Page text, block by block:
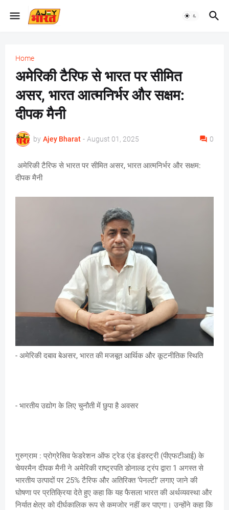
Home
अमेरिकी टैरिफ से भारत पर सीमित
असर, भारत आत्मनिर्भर और सक्षम:
दीपक मैनी
by Ajey Bharat - August 01, 2025 0
अमेरिकी टैरिफ से भारत पर सीमित असर, भारत आत्मनिर्भर और सक्षम:
दीपक मैनी
- अमेरिकी दबाव बेअसर, भारत की मजबूत आर्थिक और कूटनीतिक स्थिति
- भारतीय उद्योग के लिए चुनौती में छुपा है अवसर
गुरुग्राम : प्रोग्रेसिव फेडरेशन ऑफ ट्रेड एंड इंडस्ट्री (पीएफटीआई) के
चेयरमैन दीपक मैनी ने अमेरिकी राष्ट्रपति डोनाल्ड ट्रंप द्वारा 1 अगस्त से
भारतीय उत्पादों पर 25% टैरिफ और अतिरिक्त ‘पेनल्टी’ लगाए जाने की
घोषणा पर प्रतिक्रिया देते हुए कहा कि यह फैसला भारत की अर्थव्यवस्था और
निर्यात क्षेत्र को दीर्घकालिक रूप से कमजोर नहीं कर पाएगा। उन्होंने कहा कि